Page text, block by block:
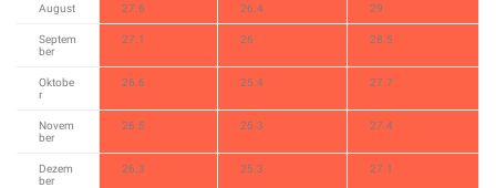
August 27.6 26.4 29
Septem
ber
27.1 26 28.5
Oktobe
r
26.6 25.4 27.7
Novem
ber
26.5 25.3 27.4
Dezem
ber
26.3 25.3 27.1